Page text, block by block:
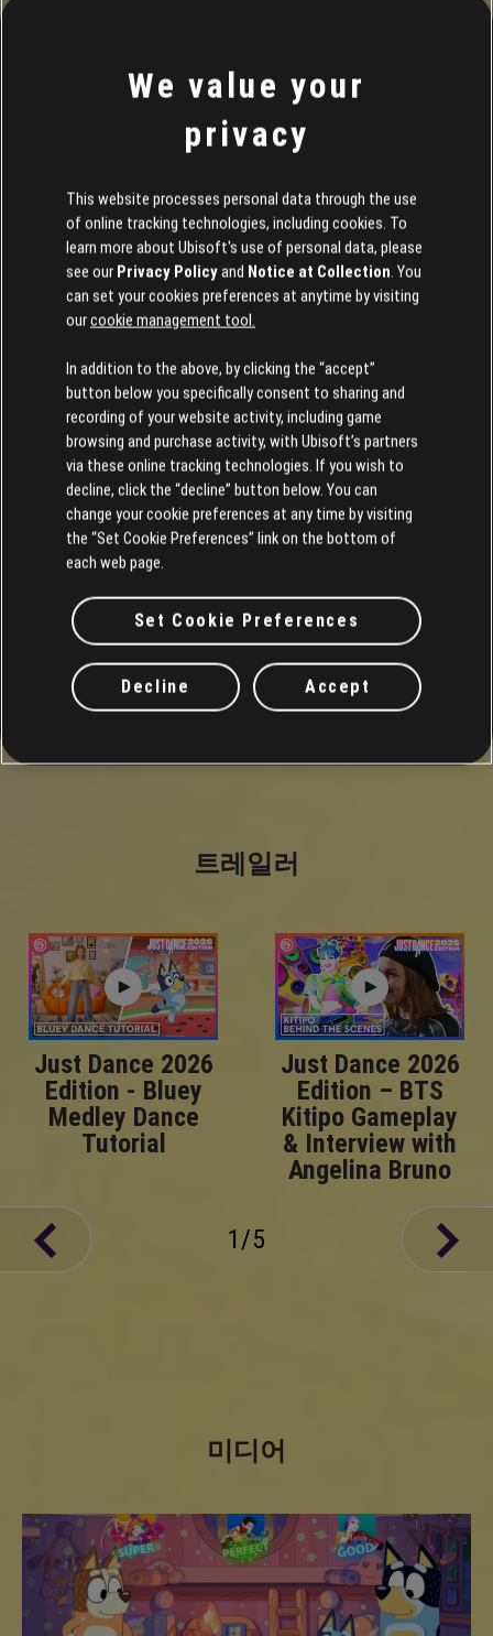
3일
Just Dance 2026 Edition - Fankit #4
Discover and download our newest fan kit, packed with assets
ready for use across your social media channels.
더 읽어보기
1 / 8
트레일러
Just Dance 2026
Edition - Bluey
Medley Dance
Tutorial
Just Dance 2026
Edition – BTS
Kitipo Gameplay
& Interview with
Angelina Bruno
1 /5
미디어
We value your
privacy
This website processes personal data through the use
of online tracking technologies, including cookies. To
learn more about Ubisoft's use of personal data, please
see our Privacy Policyand Notice at Collection. You
can set your cookies preferences at anytime by visiting
ourcookie management tool.
In addition to the above, by clicking the “accept”
button below you specifically consent to sharing and
recording of your website activity, including game
browsing and purchase activity, with Ubisoft’s partners
via these online tracking technologies. If you wish to
decline, click the “decline” button below. You can
change your cookie preferences at any time by visiting
the “Set Cookie Preferences” link on the bottom of
each web page.
Set Cookie Preferences
Decline Accept